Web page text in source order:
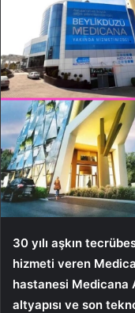
30 yılı aşkın
hizmeti veren
hastanesi Medicana
altyapısı ve son